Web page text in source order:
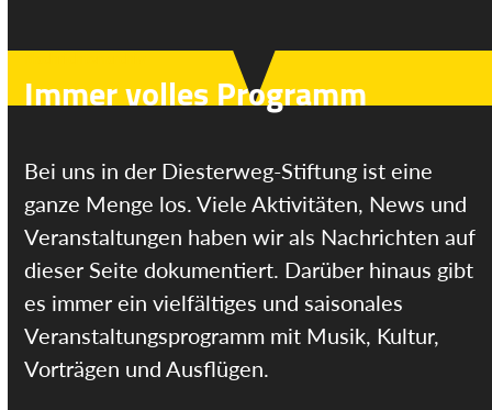
Immer volles Programm
Nachrichtenarchiv
Bei uns in der Diesterweg-Stiftung ist eine
ganze Menge los. Viele Aktivitäten, News und
Veranstaltungen haben wir als Nachrichten auf
dieser Seite dokumentiert. Darüber hinaus gibt
es immer ein vielfältiges und saisonales
Veranstaltungsprogramm mit Musik, Kultur,
Vorträgen und Ausflügen.